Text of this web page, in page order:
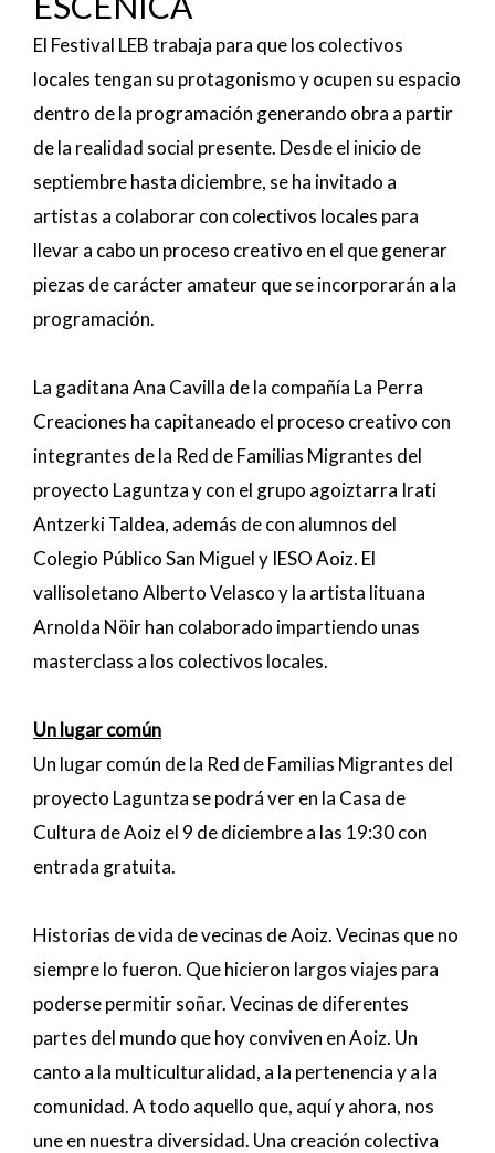
El Festival LEB trabaja para que los colectivos
locales tengan su protagonismo y ocupen su espacio
dentro de la programación generando obra a partir
de la realidad social presente. Desde el inicio de
septiembre hasta diciembre, se ha invitado a
artistas a colaborar con colectivos locales para
llevar a cabo un proceso creativo en el que generar
piezas de carácter amateur que se incorporarán a la
programación.
La gaditana Ana Cavilla de la compañía La Perra
Creaciones ha capitaneado el proceso creativo con
integrantes de la Red de Familias Migrantes del
proyecto Laguntza y con el grupo agoiztarra Irati
Antzerki Taldea, además de con alumnos del
Colegio Público San Miguel y IESO Aoiz. El
vallisoletano Alberto Velasco y la artista lituana
Arnolda Nöir han colaborado impartiendo unas
masterclass a los colectivos locales.
Un lugar común
Un lugar común de la Red de Familias Migrantes del
proyecto Laguntza se podrá ver en la Casa de
Cultura de Aoiz el 9 de diciembre a las 19:30 con
entrada gratuita.
Historias de vida de vecinas de Aoiz. Vecinas que no
siempre lo fueron. Que hicieron largos viajes para
poderse permitir soñar. Vecinas de diferentes
partes del mundo que hoy conviven en Aoiz. Un
canto a la multiculturalidad, a la pertenencia y a la
comunidad. A todo aquello que, aquí y ahora, nos
une en nuestra diversidad. Una creación colectiva